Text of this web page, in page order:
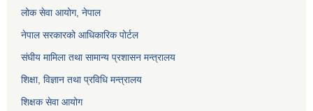
लोक सेवा आयोग, नेपाल
नेपाल सरकारको आधिकारिक पोर्टल
संघीय मामिला तथा सामान्य प्रशासन मन्त्रालय
शिक्षा, विज्ञान तथा प्रविधि मन्त्रालय
शिक्षक सेवा आयोग